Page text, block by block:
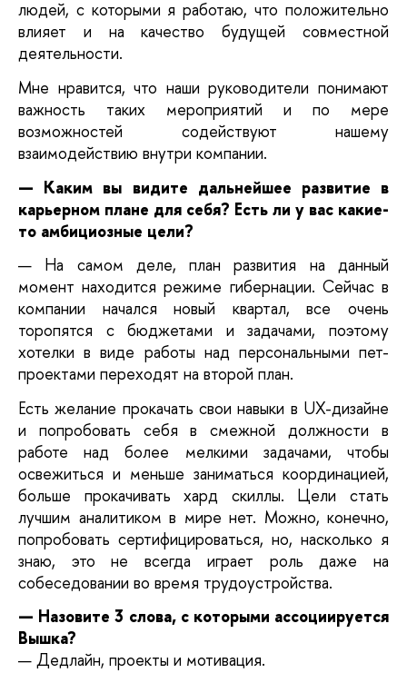
людей, с которыми я работаю, что положительно
влияет и на качество будущей совместной
деятельности.
Мне нравится, что наши руководители понимают
важность таких мероприятий и по мере
возможностей содействуют нашему
взаимодействию внутри компании.
— Каким вы видите дальнейшее развитие в
карьерном плане для себя? Есть ли у вас какие-
то амбициозные цели?
— На самом деле, план развития на данный
момент находится режиме гибернации. Сейчас в
компании начался новый квартал, все очень
торопятся с бюджетами и задачами, поэтому
хотелки в виде работы над персональными пет-
проектами переходят на второй план.
Есть желание прокачать свои навыки в UX-дизайне
и попробовать себя в смежной должности в
работе над более мелкими задачами, чтобы
освежиться и меньше заниматься координацией,
больше прокачивать хард скиллы. Цели стать
лучшим аналитиком в мире нет. Можно, конечно,
попробовать сертифицироваться, но, насколько я
знаю, это не всегда играет роль даже на
собеседовании во время трудоустройства.
— Назовите 3 слова, с которыми ассоциируется
Вышка?
— Дедлайн, проекты и мотивация.